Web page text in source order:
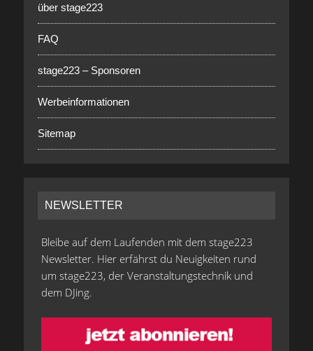
über stage223
FAQ
stage223 – Sponsoren
Werbeinformationen
Sitemap
NEWSLETTER
Bleibe auf dem Laufenden mit dem stage223
Newsletter. Hier erfährst du Neuigkeiten rund
um stage223, der Veranstaltungstechnik und
dem DJing.